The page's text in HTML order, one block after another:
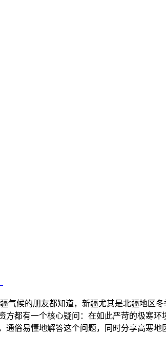
气候的朋友都知道，新疆尤其是北疆地区
方都有一个核心疑问：在如此严苛的极寒
俗易懂地解答这个问题，同时分享高寒